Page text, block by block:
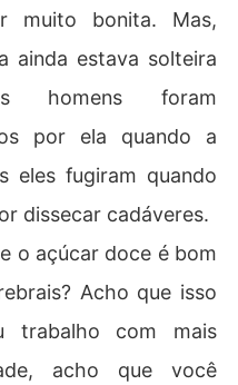
muito bonita. Mas,
ainda estava solteira
foram
por ela quando a
eles fugiram quando
dissecar cadáveres.
o açúcar doce é bom
Acho que isso
trabalho com mais
acho que você